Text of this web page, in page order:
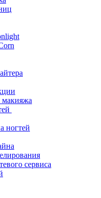
макияжа
ногтей
сервиса